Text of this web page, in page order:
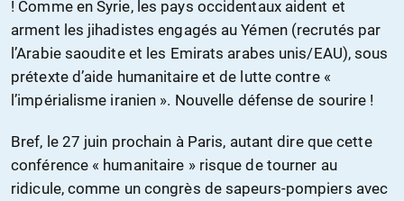
! Comme en Syrie, les pays occidentaux aident et
arment les jihadistes engagés au Yémen (recrutés par
l’Arabie saoudite et les Emirats arabes unis/EAU), sous
prétexte d’aide humanitaire et de lutte contre «
l’impérialisme iranien ». Nouvelle défense de sourire !
Bref, le 27 juin prochain à Paris, autant dire que cette
conférence « humanitaire » risque de tourner au
ridicule, comme un congrès de sapeurs-pompiers avec